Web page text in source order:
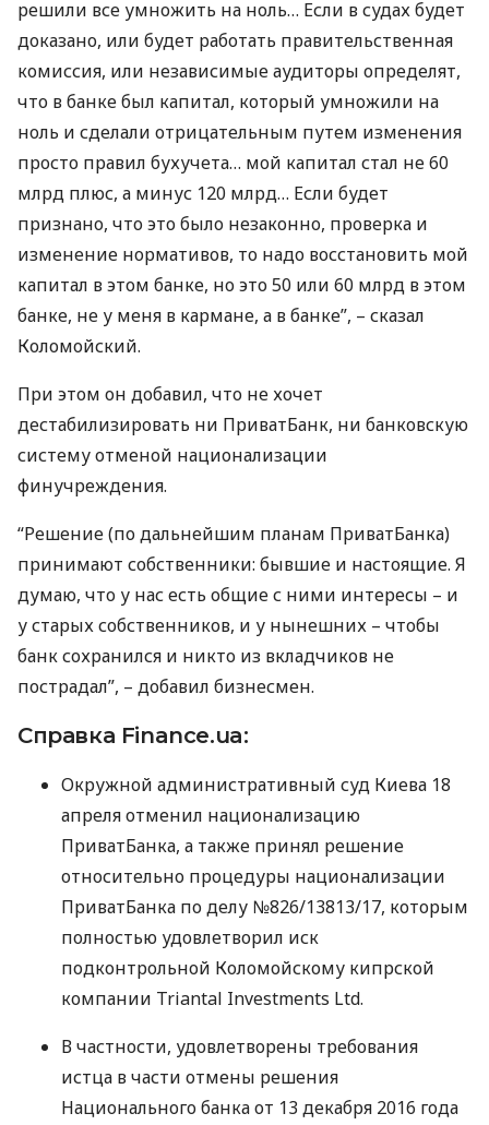
решили все умножить на ноль… Если в судах будет
доказано, или будет работать правительственная
комиссия, или независимые аудиторы определят,
что в банке был капитал, который умножили на
ноль и сделали отрицательным путем изменения
просто правил бухучета… мой капитал стал не 60
млрд плюс, а минус 120 млрд… Если будет
признано, что это было незаконно, проверка и
изменение нормативов, то надо восстановить мой
капитал в этом банке, но это 50 или 60 млрд в этом
банке, не у меня в кармане, а в банке”, – сказал
Коломойский.
При этом он добавил, что не хочет
дестабилизировать ни ПриватБанк, ни банковскую
систему отменой национализации
финучреждения.
“Решение (по дальнейшим планам ПриватБанка)
принимают собственники: бывшие и настоящие. Я
думаю, что у нас есть общие с ними интересы – и
у старых собственников, и у нынешних – чтобы
банк сохранился и никто из вкладчиков не
пострадал”, – добавил бизнесмен.
Справка Finance.ua:
Окружной административный суд Киева 18
апреля отменил национализацию
ПриватБанка, а также принял решение
относительно процедуры национализации
ПриватБанка по делу №826/13813/17, которым
полностью удовлетворил иск
подконтрольной Коломойскому кипрской
компании Triantal Investments Ltd.
В частности, удовлетворены требования
истца в части отмены решения
Национального банка от 13 декабря 2016 года